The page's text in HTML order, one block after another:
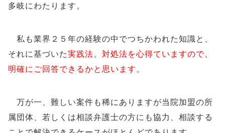
多岐にわたります。
私も業界２５年の経験の中でつちかわれた知識と、
それに基づいた実践法、対処法を心得ていますので、
明確にご回答できるかと思います。
万が一、難しい案件も稀にありますが当院加盟の所
属団体、若しくは相談弁護士の方にも協力、相談する